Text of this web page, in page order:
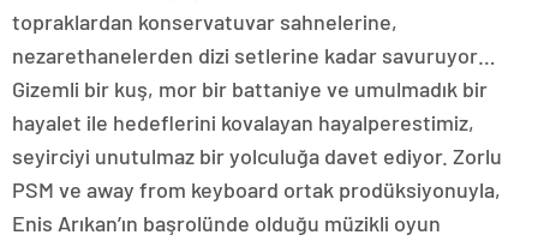
topraklardan konservatuvar sahnelerine,
nezarethanelerden dizi setlerine kadar savuruyor…
Gizemli bir kuş, mor bir battaniye ve umulmadık bir
hayalet ile hedeflerini kovalayan hayalperestimiz,
seyirciyi unutulmaz bir yolculuğa davet ediyor. Zorlu
PSM ve away from keyboard ortak prodüksiyonuyla,
Enis Arıkan’ın başrolünde olduğu müzikli oyun